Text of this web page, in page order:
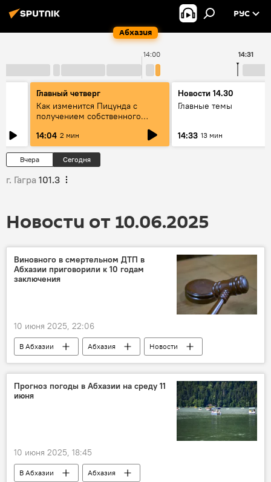
Абхазия
РУС
14:00 14:31
Главный четверг
Как изменится Пицунда с
получением собственного
Собрания
14:04 2 мин
Новости 14.30
Главные темы
14:33 13 мин
Вчера Сегодня
г. Гагра 101.3
Новости от 10.06.2025
Виновного в смертельном ДТП в
Абхазии приговорили к 10 годам
заключения
10 июня 2025, 22:06
В Абхазии Абхазия Новости
Прогноз погоды в Абхазии на среду 11
июня
10 июня 2025, 18:45
В Абхазии
Абхазия